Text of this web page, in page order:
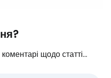
щодо статті...